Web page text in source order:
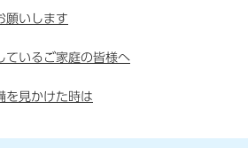
願いします
ているご家庭の皆様へ
を見かけた時は